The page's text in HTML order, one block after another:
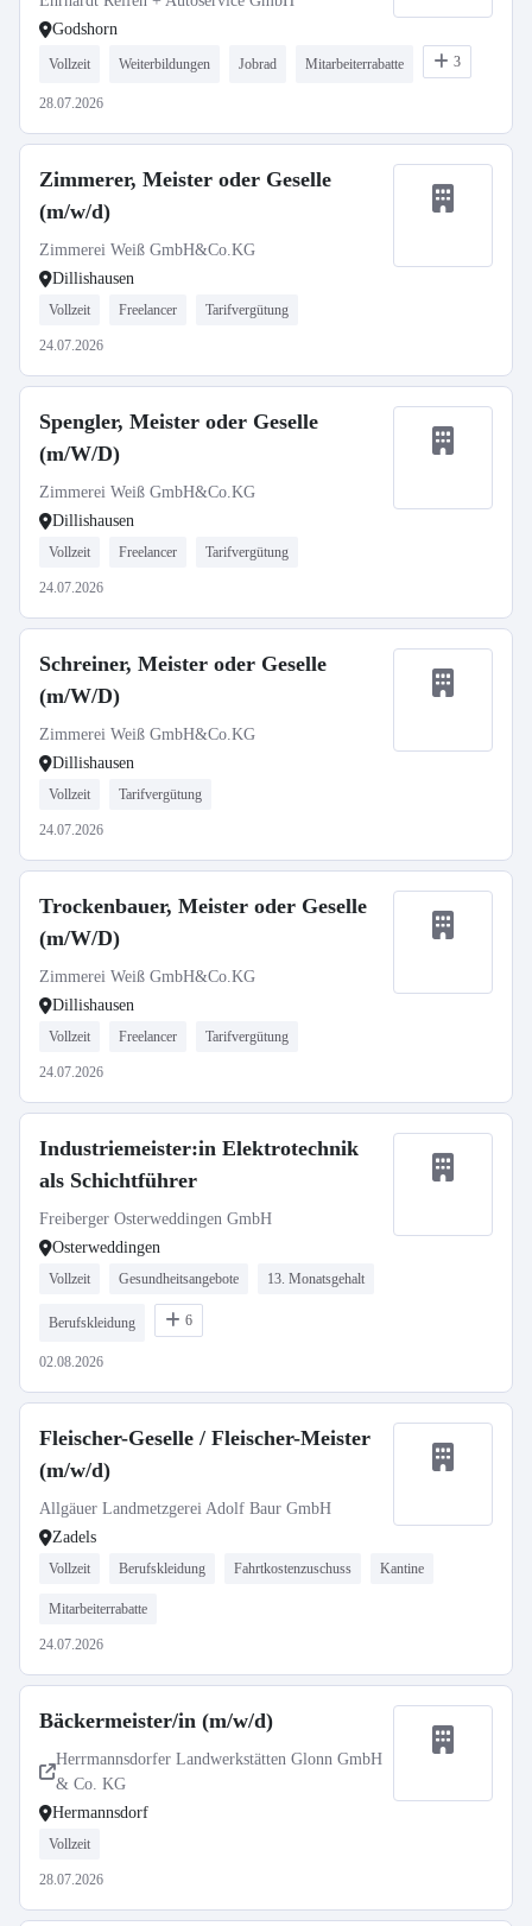
Godshorn
Vollzeit Weiterbildungen Jobrad Mitarbeiterrabatte 3
28.07.2026
Zimmerer, Meister oder Geselle
(m/w/d)
Zimmerei Weiß GmbH&Co.KG
Dillishausen
Vollzeit Freelancer Tarifvergütung
24.07.2026
Spengler, Meister oder Geselle
(m/W/D)
Zimmerei Weiß GmbH&Co.KG
Dillishausen
Vollzeit Freelancer Tarifvergütung
24.07.2026
Schreiner, Meister oder Geselle
(m/W/D)
Zimmerei Weiß GmbH&Co.KG
Dillishausen
Vollzeit Tarifvergütung
24.07.2026
Trockenbauer, Meister oder Geselle
(m/W/D)
Zimmerei Weiß GmbH&Co.KG
Dillishausen
Vollzeit Freelancer Tarifvergütung
24.07.2026
Industriemeister:in Elektrotechnik
als Schichtführer
Freiberger Osterweddingen GmbH
Osterweddingen
Vollzeit Gesundheitsangebote 13. Monatsgehalt
Berufskleidung 6
02.08.2026
Fleischer-Geselle / Fleischer-Meister
(m/w/d)
Allgäuer Landmetzgerei Adolf Baur GmbH
Zadels
Vollzeit Berufskleidung Fahrtkostenzuschuss Kantine
Mitarbeiterrabatte
24.07.2026
Bäckermeister/in (m/w/d)
Herrmannsdorfer Landwerkstätten Glonn GmbH
& Co. KG
Hermannsdorf
Vollzeit
28.07.2026